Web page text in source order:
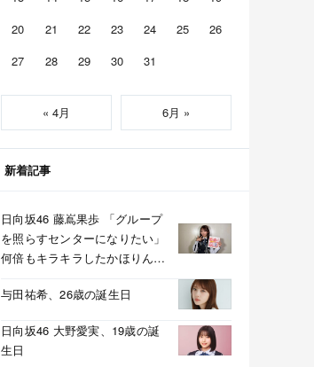
20
21 22 23 24 25
26
27
28 29 30 31
« 4月 6月 »
新着記事
日向坂46 藤嶌果歩 「グループ
を照らすセンターになりたい」
何倍もキラキラしたかほりんが
与田祐希、26歳の誕生日
日向坂46 大野愛実、19歳の誕
生日